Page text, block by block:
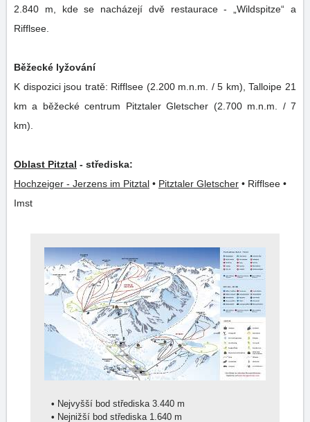
2.840 m, kde se nacházejí dvě restaurace - „Wildspitze“ a
Rifflsee.
Běžecké lyžování
K dispozici jsou tratě: Rifflsee (2.200 m.n.m. / 5 km), Talloipe 21
km a běžecké centrum Pitztaler Gletscher (2.700 m.n.m. / 7
km).
Oblast Pitztal - střediska:
Hochzeiger - Jerzens im Pitztal • Pitztaler Gletscher
Imst
•
Nejvyšší bod střediska 3.440 m
•
Nejnižší bod střediska 1.640 m